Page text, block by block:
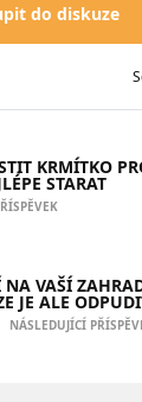
do diskuze
KRMÍTKO
STARAT
VAŠÍ
JE ALE
NÁSLEDUJÍCÍ